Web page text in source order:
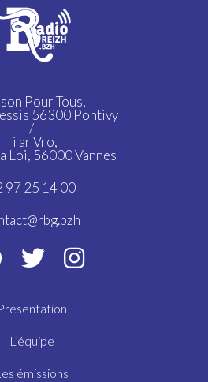
Pour Tous,
56300 Pontivy
/
Ti ar Vro,
Loi, 56000 Vannes
97 25 14 00
L’équipe
émissions